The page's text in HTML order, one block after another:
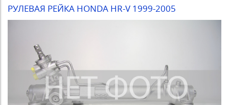
РУЛЕВАЯ РЕЙКА HONDA HR-V 1999-2005